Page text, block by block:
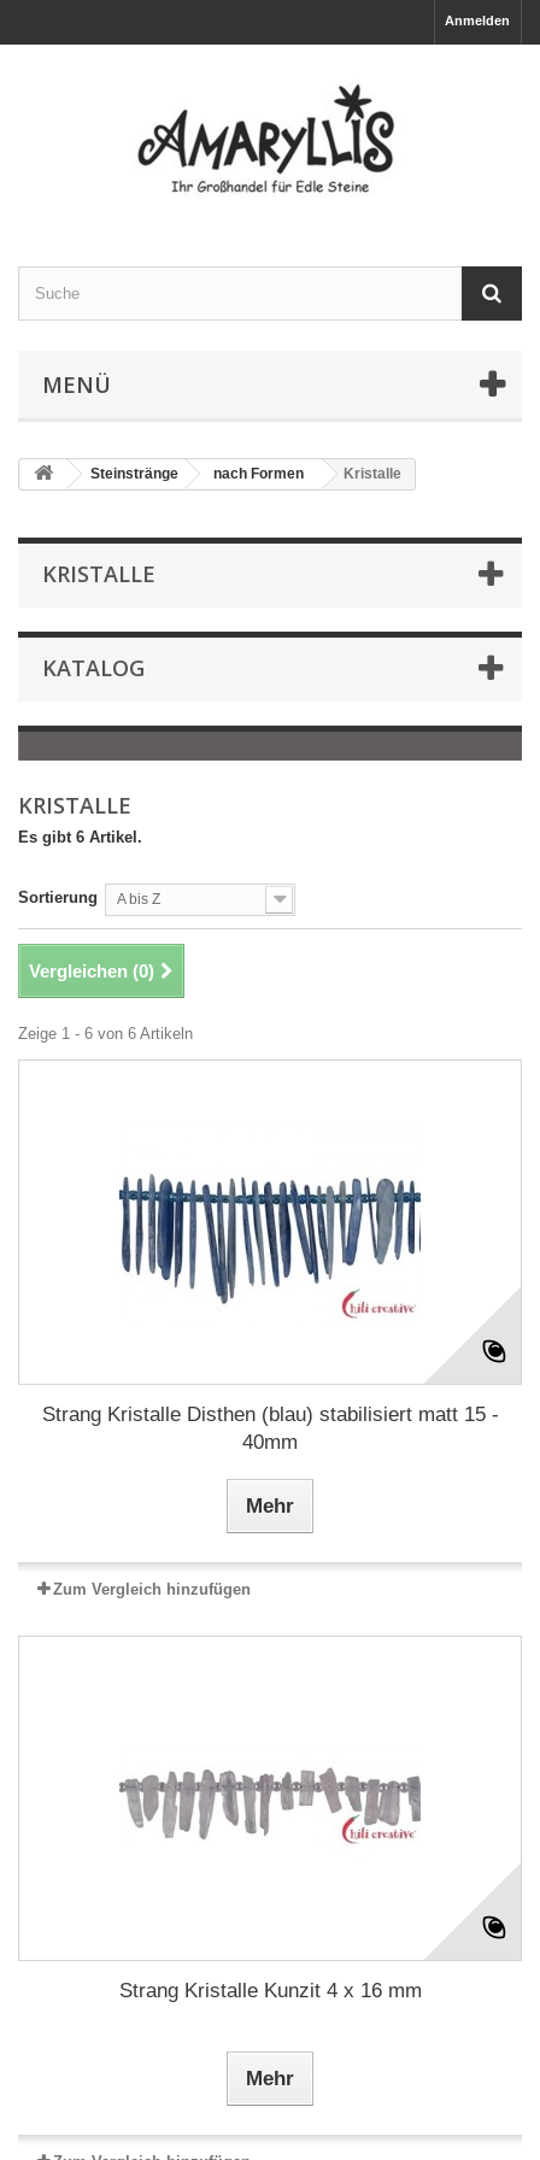
Anmelden
MENÜ
Steinstränge nach Formen Kristalle
KRISTALLE
KATALOG
KRISTALLE
Es gibt 6 Artikel.
Sortierung A bis Z
Vergleichen (0)
Zeige 1 - 6 von 6 Artikeln
Strang Kristalle Disthen (blau) stabilisiert matt 15 -
40mm
Mehr
Zum Vergleich hinzufügen
Strang Kristalle Kunzit 4 x 16 mm
Mehr